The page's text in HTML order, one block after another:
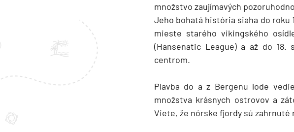
množstvo zaujímavých
Jeho bohatá história siaha do roku
mieste starého vikingského
(Hansenatic League) a až do
centrom.
Plavba do a z Bergenu lode
množstva krásnych ostrovov a
Viete, že nórske fjordy sú zahrnuté